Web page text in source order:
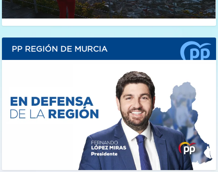
PP REGIÓN DE MURCIA